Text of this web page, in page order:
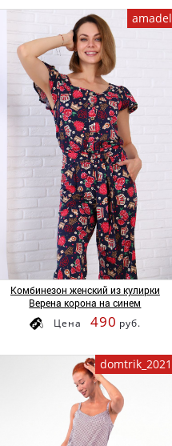
amadel
Комбинезон женский из кулирки
Верена корона на синем
Цена 490 руб.
domtrik_2021